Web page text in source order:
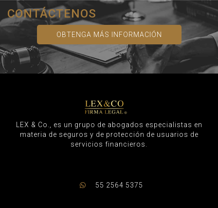
CONTÁCTENOS
OBTENGA MÁS INFORMACIÓN
LEX & Co., es un grupo de abogados especialistas en
materia de seguros y de protección de usuarios de
servicios financieros.
55 2564 5375